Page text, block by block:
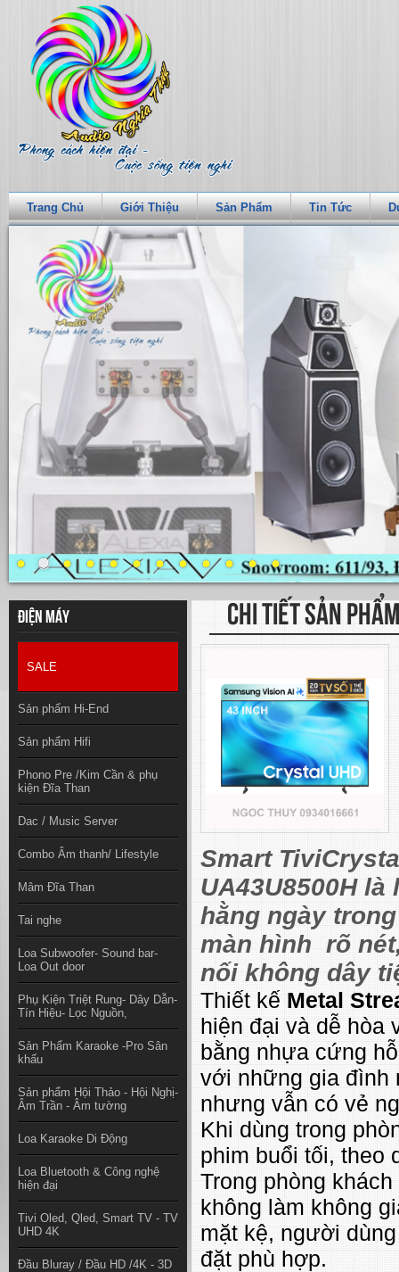
Trang Chủ Giới Thiệu Sản Phẩm Tin Tức
Điện máy
SALE
Sản phẩm Hi-End
Sản phẩm Hifi
Phono Pre /Kim Cần & phụ
kiện Đĩa Than
Dac / Music Server
Combo Âm thanh/ Lifestyle
Mâm Đĩa Than
Tai nghe
Loa Subwoofer- Sound bar-
Loa Out door
Phụ Kiện Triệt Rung- Dây Dẫn-
Tín Hiệu- Lọc Nguồn,
Sản Phẩm Karaoke -Pro Sân
khấu
Sản phẩm Hội Thảo - Hội Nghị-
Âm Trần - Âm tường
Loa Karaoke Di Động
Loa Bluetooth & Công nghệ
hiện đại
Tivi Oled, Qled, Smart TV - TV
UHD 4K
Đầu Bluray / Đầu HD /4K - 3D
CHI TIẾT SẢN PHẨM
Smart
UA43U8500H
hằng ngày
màn hình rõ
nối không dây
Thiết kế Metal
hiện đại và dễ hòa
bằng nhựa cứng
với những gia đình
nhưng vẫn có vẻ
Khi dùng trong
phim buổi tối, theo
Trong phòng
không làm không
mặt kệ, người
đặt phù hợp.